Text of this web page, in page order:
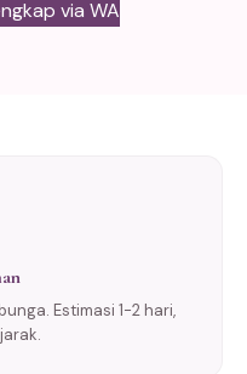
via WA
Estimasi 1-2 hari,